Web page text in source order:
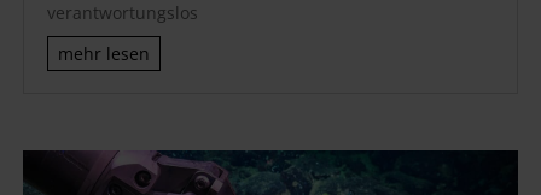
verantwortungslos
mehr lesen